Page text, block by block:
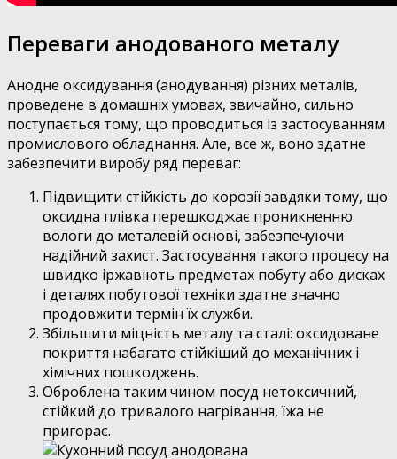
Переваги анодованого металу
Анодне оксидування (анодування) різних металів,
проведене в домашніх умовах, звичайно, сильно
поступається тому, що проводиться із застосуванням
промислового обладнання. Але, все ж, воно здатне
забезпечити виробу ряд переваг:
Підвищити стійкість до корозії завдяки тому, що
оксидна плівка перешкоджає проникненню
вологи до металевій основі, забезпечуючи
надійний захист. Застосування такого процесу на
швидко іржавіють предметах побуту або дисках
і деталях побутової техніки здатне значно
продовжити термін їх служби.
Збільшити міцність металу та сталі: оксидоване
покриття набагато стійкіший до механічних і
хімічних пошкоджень.
Оброблена таким чином посуд нетоксичний,
стійкий до тривалого нагрівання, їжа не
пригорає.